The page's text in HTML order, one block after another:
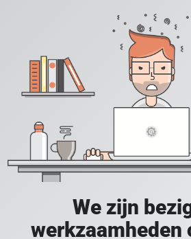
We zijn
werkzaamheden